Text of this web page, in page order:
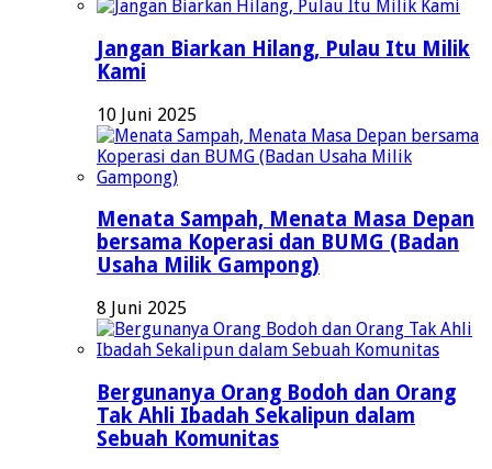
Jangan Biarkan Hilang, Pulau Itu Milik
Kami
10 Juni 2025
Menata Sampah, Menata Masa Depan
bersama Koperasi dan BUMG (Badan
Usaha Milik Gampong)
8 Juni 2025
Bergunanya Orang Bodoh dan Orang
Tak Ahli Ibadah Sekalipun dalam
Sebuah Komunitas